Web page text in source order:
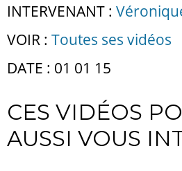
INTERVENANT :
VOIR : Toutes ses vidéos
DATE : 01 01 15
CES VIDÉOS
AUSSI VOUS